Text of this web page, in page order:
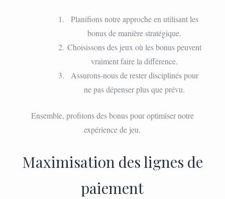
Planifions notre approche en utilisant les
bonus de manière stratégique.
Choisissons des jeux où les bonus peuvent
vraiment faire la différence.
Assurons-nous de rester disciplinés pour
ne pas dépenser plus que prévu.
Ensemble, profitons des bonus pour optimiser notre
expérience de jeu.
Maximisation des lignes de
paiement